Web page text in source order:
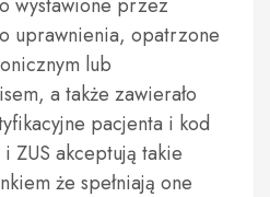
uprawnienia, opatrzone
lub
a także zawierało
pacjenta i kod
ZUS akceptują takie
że spełniają one